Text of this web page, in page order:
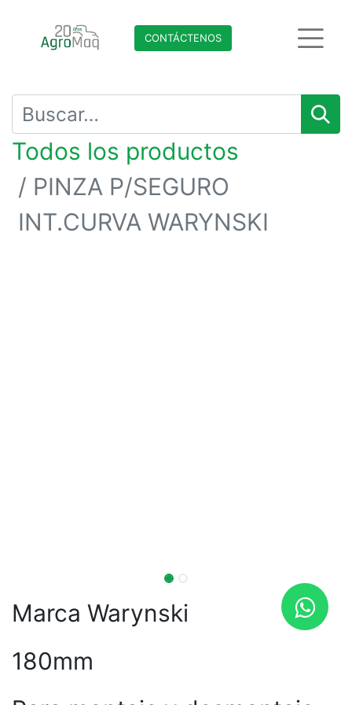
CONTÁCTENO​​​​S
Todos los productos
PINZA P/SEGURO
INT.CURVA WARYNSKI
Marca Warynski
180mm